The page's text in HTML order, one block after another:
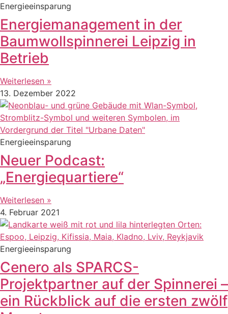
Energieeinsparung
Energiemanagement in der
Baumwollspinnerei Leipzig in
Betrieb
Weiterlesen »
13. Dezember 2022
Energieeinsparung
Neuer Podcast:
„Energiequartiere“
Weiterlesen »
4. Februar 2021
Energieeinsparung
Cenero als SPARCS-
Projektpartner auf der Spinnerei –
ein Rückblick auf die ersten zwölf